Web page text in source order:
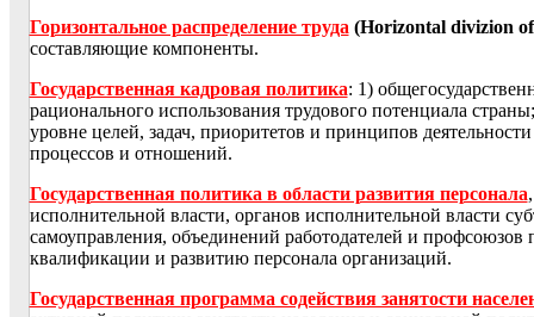
Горизонтальное распределение труда (Horizontal divizion
составляющие компоненты.
Государственная кадровая политика: 1)
рационального использования трудового потенциала
уровне целей, задач, приоритетов и принципов
процессов и отношений.
Государственная политика в области развития персонала
исполнительной власти, органов исполнительной власти
самоуправления, объединений работодателей и
квалификации и развитию персонала организаций.
Государственная программа содействия занятости